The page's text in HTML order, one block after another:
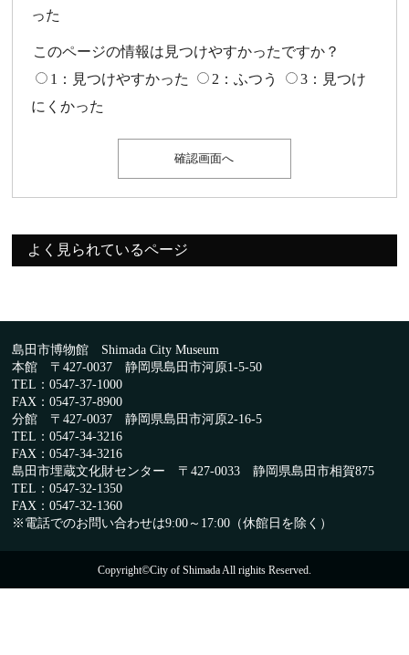
った
このページの情報は見つけやすかったですか？
1：見つけやすかった
2：ふつう
3：見つけ
にくかった
よく見られているページ
島田市博物館 Shimada City Museum
本館 〒427-0037 静岡県島田市河原1-5-50
TEL：0547-37-1000
FAX：0547-37-8900
分館 〒427-0037 静岡県島田市河原2-16-5
TEL：0547-34-3216
FAX：0547-34-3216
島田市埋蔵文化財センター 〒427-0033 静岡県島田市相賀875
TEL：0547-32-1350
FAX：0547-32-1360
※電話でのお問い合わせは9:00～17:00（休館日を除く）
Copyright©City of Shimada All righits Reserved.